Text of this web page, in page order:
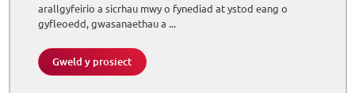
arallgyfeirio a sicrhau mwy o fynediad at ystod eang o
gyfleoedd, gwasanaethau a ...
Gweld y prosiect